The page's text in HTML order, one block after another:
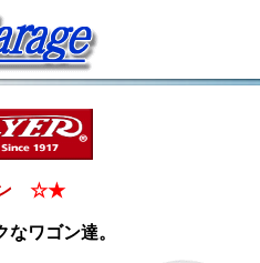
☆★
ワゴン達。